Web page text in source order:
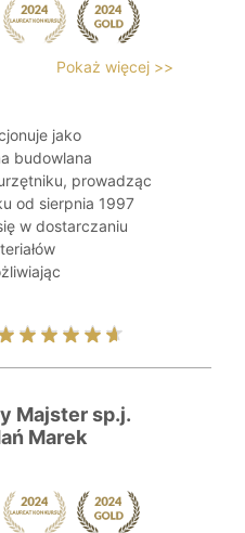
Pokaż więcej >>
jako
budowlana
prowadząc
od sierpnia 1997
w dostarczaniu
Majster sp.j.
Marek